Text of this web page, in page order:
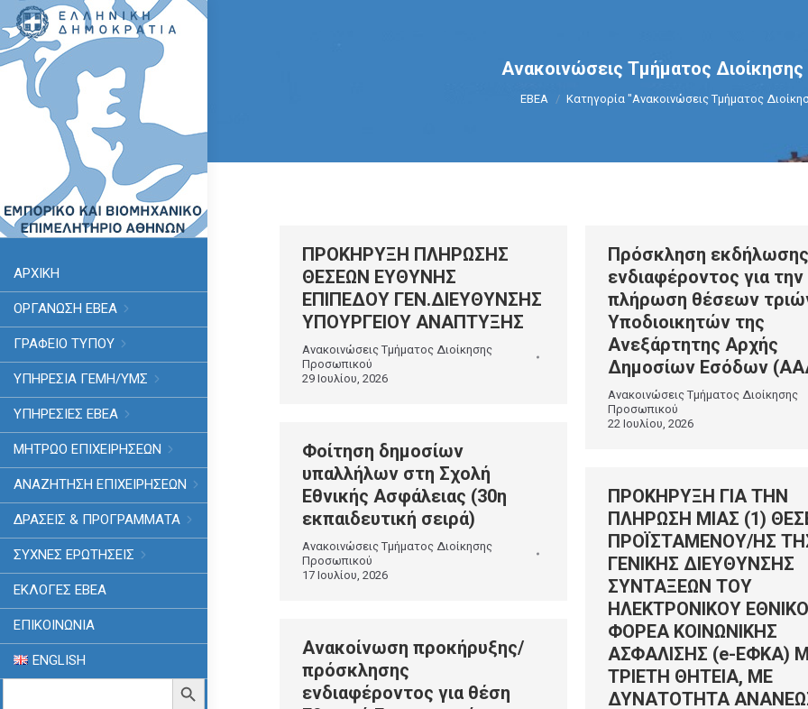
ΑΡΧΙΚΗ
ΟΡΓΑΝΩΣΗ ΕΒΕΑ
ΓΡΑΦΕΙΟ ΤΥΠΟΥ
ΥΠΗΡΕΣΊΑ ΓΕΜΗ/ΥΜΣ
ΥΠΗΡΕΣΙΕΣ ΕΒΕΑ
ΜΗΤΡΩΟ ΕΠΙΧΕΙΡΗΣΕΩΝ
ΑΝΑΖΗΤΗΣΗ ΕΠΙΧΕΙΡΗΣΕΩΝ
ΔΡΑΣΕΙΣ & ΠΡΟΓΡΑΜΜΑΤΑ
ΣΥΧΝΕΣ ΕΡΩΤΗΣΕΙΣ
ΕΚΛΟΓΈΣ ΕΒΕΑ
ΕΠΙΚΟΙΝΩΝΙΑ
ENGLISH
Search
Search Button
Ανακοινώσεις Τμήματος
You are here:
ΕΒΕΑ Κατηγορία "Ανακοινώσεις Τμήματος
ΠΡΟΚΗΡΥΞΗ ΠΛΗΡΩΣΗΣ
ΘΕΣΕΩΝ ΕΥΘΥΝΗΣ
ΕΠΙΠΕΔΟΥ ΓΕΝ.ΔΙΕΥΘΥΝΣΗΣ
ΥΠΟΥΡΓΕΙΟΥ ΑΝΑΠΤΥΞΗΣ
Ανακοινώσεις Τμήματος Διοίκησης
Προσωπικού
29 Ιουλίου, 2026
Πρόσκληση εκδήλωσης
ενδιαφέροντος για την
πλήρωση θέσεων
Υποδιοικητών της
Ανεξάρτητης Αρχής
Δημοσίων Εσόδων
Ανακοινώσεις Τμήματος Διοίκησης
Προσωπικού
22 Ιουλίου, 2026
Φοίτηση δημοσίων
υπαλλήλων στη Σχολή
Εθνικής Ασφάλειας (30η
εκπαιδευτική σειρά)
Ανακοινώσεις Τμήματος Διοίκησης
Προσωπικού
17 Ιουλίου, 2026
ΠΡΟΚΗΡΥΞΗ ΓΙΑ ΤΗΝ
ΠΛΗΡΩΣΗ ΜΙΑΣ (1)
ΠΡΟΪΣΤΑΜΕΝΟΥ/ΗΣ
ΓΕΝΙΚΗΣ ΔΙΕΥΘΥΝΣΗΣ
ΣΥΝΤΑΞΕΩΝ ΤOY
ΗΛΕΚΤΡΟΝΙΚΟΥ
ΦΟΡΕΑ ΚΟΙΝΩΝΙΚΗΣ
ΑΣΦΑΛΙΣΗΣ (e-ΕΦΚΑ)
ΤΡΙΕΤΗ ΘΗΤΕΙΑ, ΜΕ
ΔΥΝΑΤΟΤΗΤΑ
Ανακοίνωση προκήρυξης/
πρόσκλησης
ενδιαφέροντος για θέση